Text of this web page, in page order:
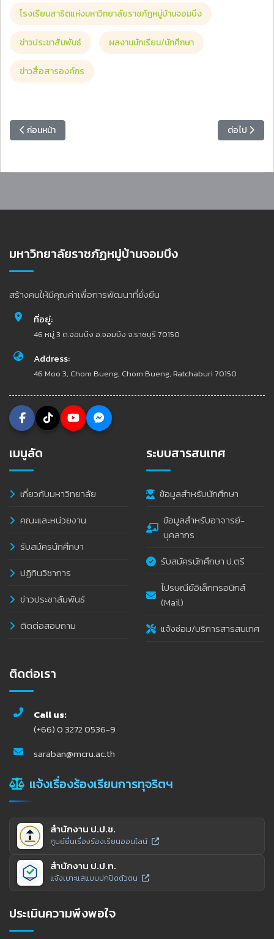
โรงเรียนสาธิตแห่งมหาวิทยาลัยราชภัฏหมู่บ้านจอมบึง
ข่าวประชาสัมพันธ์ ผลงานนักเรียน/นักศึกษา
ข่าวสื่อสารองค์กร
เนื้อหาก่อนหน้า: ขอเชิญบุคลากรมหาวิทยาลัยราชภัฏหมู่บ้านจอมบึง ร่วมโ
ก่อนหน้า เนื้อหาถัดไ
ต่อไป
มหาวิทยาลัยราชภัฏหมู่บ้านจอมบึง
สร้างคนให้มีคุณค่าเพื่อการพัฒนาที่ยั่งยืน
ที่อยู่:
46 หมู่ 3 ต.จอมบึง อ.จอมบึง จ.ราชบุรี 70150
Address:
46 Moo 3, Chom Bueng, Chom Bueng, Ratchaburi 70150
เมนูลัด
เกี่ยวกับมหาวิทยาลัย
คณะและหน่วยงาน
รับสมัครนักศึกษา
ปฏิทินวิชาการ
ข่าวประชาสัมพันธ์
ติดต่อสอบถาม
ระบบสารสนเทศ
ข้อมูลสำหรับนักศึกษา
ข้อมูลสำหรับอาจารย์-
บุคลากร
รับสมัครนักศึกษา ป.ตรี
ไปรษณีย์อิเล็กทรอนิกส์
(Mail)
แจ้งซ่อม/บริการสารสนเทศ
ติดต่อเรา
Call us:
(+66) 0 3272 0536-9
saraban@mcru.ac.th
แจ้งเรื่องร้องเรียนการทุจริตฯ
สำนักงาน ป.ป.ช.
ศูนย์ยื่นเรื่องร้องเรียนออนไลน์
สำนักงาน ป.ป.ท.
แจ้งเบาะแสแบบปกปิดตัวตน
ประเมินความพึงพอใจ